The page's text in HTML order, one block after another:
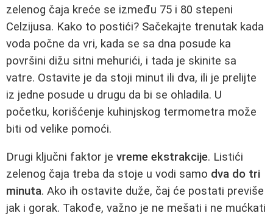
zelenog čaja kreće se između 75 i 80 stepeni
Celzijusa. Kako to postići? Sačekajte trenutak kada
voda počne da vri, kada se sa dna posude ka
površini dižu sitni mehurići, i tada je skinite sa
vatre. Ostavite je da stoji minut ili dva, ili je prelijte
iz jedne posude u drugu da bi se ohladila. U
početku, korišćenje kuhinjskog termometra može
biti od velike pomoći.
Drugi ključni faktor je vreme ekstrakcije. Listići
zelenog čaja treba da stoje u vodi samo dva do tri
minuta. Ako ih ostavite duže, čaj će postati previše
jak i gorak. Takođe, važno je ne mešati i ne mućkati